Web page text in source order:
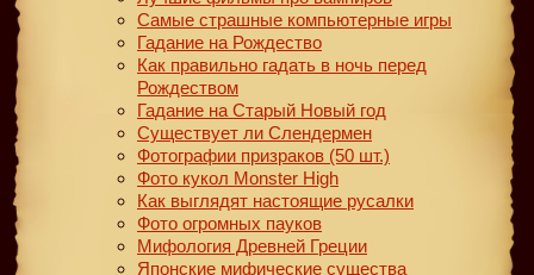
Самые страшные компьютерные игры
Гадание на Рождество
Как правильно гадать в ночь перед
Рождеством
Гадание на Старый Новый год
Существует ли Слендермен
Фотографии призраков (50 шт.)
Фото кукол Monster High
Как выглядят настоящие русалки
Фото огромных пауков
Мифология Древней Греции
Японские мифические существа